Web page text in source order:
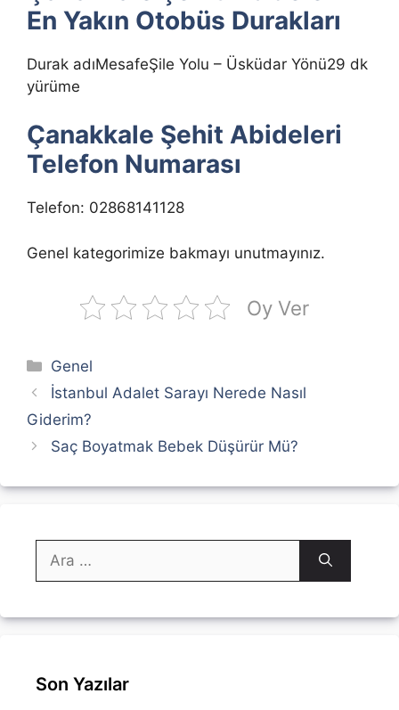
En Yakın Otobüs Durakları
Durak adıMesafeŞile Yolu – Üsküdar Yönü29 dk
yürüme
Çanakkale Şehit Abideleri
Telefon Numarası
Telefon: 02868141128
Genel kategorimize bakmayı unutmayınız.
Oy Ver
Kategoriler
Genel
İstanbul Adalet Sarayı Nerede Nasıl
Giderim?
Saç Boyatmak Bebek Düşürür Mü?
ara
Son Yazılar